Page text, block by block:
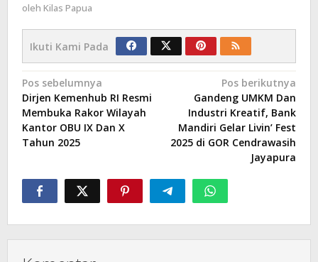
oleh Kilas Papua
Ikuti Kami Pada
Navigasi
pos
Pos sebelumnya
Dirjen Kemenhub RI Resmi
Membuka Rakor Wilayah
Kantor OBU IX Dan X
Tahun 2025
Pos berikutnya
Gandeng UMKM Dan
Industri Kreatif, Bank
Mandiri Gelar Livin’ Fest
2025 di GOR Cendrawasih
Jayapura